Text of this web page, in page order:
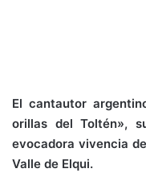
El cantautor
orillas del Toltén»,
evocadora vivencia
Valle de Elqui.